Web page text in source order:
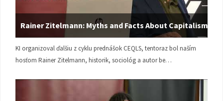
Rainer Zitelmann: Myths and Facts About Capitalism
KI organizoval ďalšiu z cyklu prednášok CEQLS, tentoraz bol naším
hosťom Rainer Zitelmann, historik, sociológ a autor be…